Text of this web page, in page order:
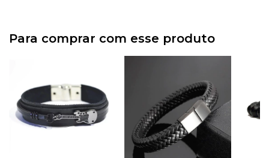
Para comprar com esse produto